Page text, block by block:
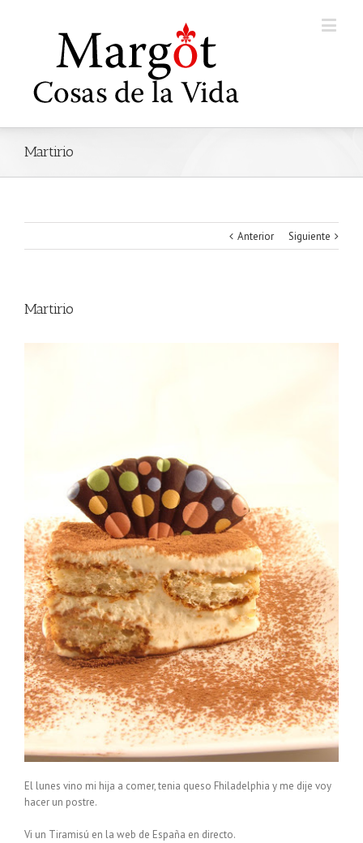
Martirio
Anterior Siguiente
Martirio
El lunes vino mi hija a comer, tenia queso Fhiladelphia y me dije voy
hacer un postre.
Vi un Tiramisú en la web de España en directo.